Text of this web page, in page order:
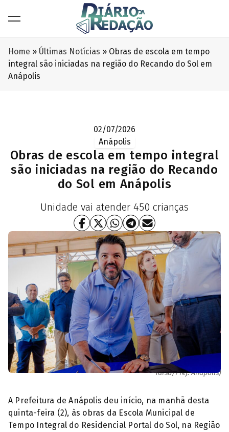
Home » Últimas Notícias » Obras de escola em tempo
integral são iniciadas na região do Recando do Sol em
Anápolis
02/07/2026
Anápolis
Obras de escola em tempo integral
são iniciadas na região do Recando
do Sol em Anápolis
Unidade vai atender 450 crianças
Prefeito Márcio Corrêa assina ordem de serviço (Foto: Paulo de
Tarso/Pref. Anápolis)
A Prefeitura de Anápolis deu início, na manhã desta
quinta-feira (2), às obras da Escola Municipal de
Tempo Integral do Residencial Portal do Sol, na Região